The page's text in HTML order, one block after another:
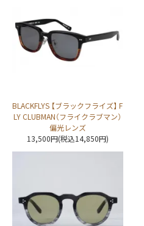
BLACKFLYS 【ブラックフライズ】 F
LY CLUBMAN（フライクラブマン）
偏光レンズ
13,500円(税込14,850円)